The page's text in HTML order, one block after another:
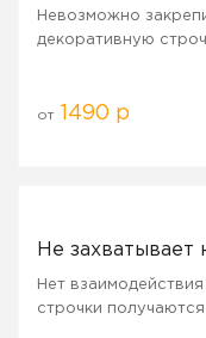
Невозможно
декоративную
от 1490 р
Не захватывает
Нет
строчки